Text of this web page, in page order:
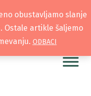
obustavljamo slanje
Ostale artikle šaljemo
ODBACI